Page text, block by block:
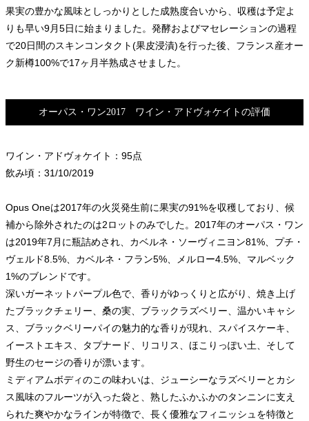
果実の豊かな風味としっかりとした成熟度合いから、収穫は予定よ
りも早い9月5日に始まりました。発酵およびマセレーションの過程
で20日間のスキンコンタクト(果皮浸漬)を行った後、フランス産オー
ク新樽100%で17ヶ月半熟成させました。
オーパス・ワン2017 ワイン・アドヴォケイトの評価
ワイン・アドヴォケイト：95点
飲み頃：31/10/2019
Opus Oneは2017年の火災発生前に果実の91%を収穫しており、候
補から除外されたのは2ロットのみでした。2017年のオーパス・ワン
は2019年7月に瓶詰めされ、カベルネ・ソーヴィニヨン81%、プチ・
ヴェルド8.5%、カベルネ・フラン5%、メルロー4.5%、マルベック
1%のブレンドです。
深いガーネットパープル色で、香りがゆっくりと広がり、焼き上げ
たブラックチェリー、桑の実、ブラックラズベリー、温かいキャシ
ス、ブラックベリーパイの魅力的な香りが現れ、スパイスケーキ、
イーストエキス、タプナード、リコリス、ほこりっぽい土、そして
野生のセージの香りが漂います。
ミディアムボディのこの味わいは、ジューシーなラズベリーとカシ
ス風味のフルーツが入った袋と、熟したふかふかのタンニンに支え
られた爽やかなラインが特徴で、長く優雅なフィニッシュを特徴と